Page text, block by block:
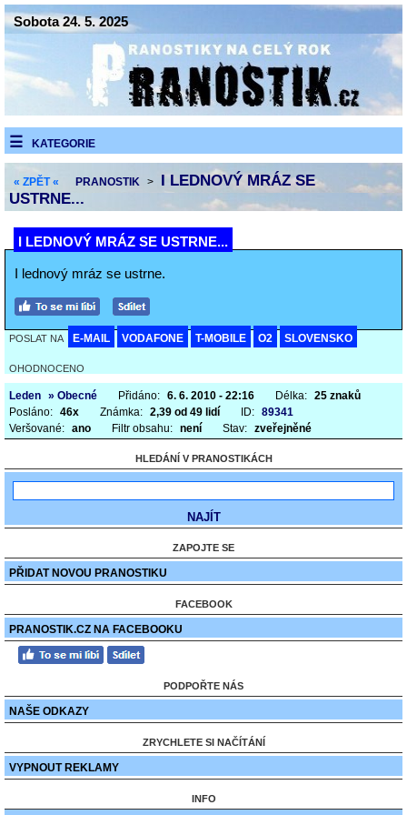
Sobota 24. 5. 2025
KATEGORIE
« ZPĚT « PRANOSTIK >
I LEDNOVÝ MRÁZ SE
USTRNE...
I LEDNOVÝ MRÁZ SE USTRNE...
I lednový mráz se ustrne.
POSLAT NA E-MAIL VODAFONE T-MOBILE O2 SLOVENSKO
OHODNOCENO
Leden » Obecné Přidáno: 6. 6. 2010 - 22:16 Délka: 25 znaků
Posláno: 46x Známka: 2,39 od 49 lidí ID: 89341
Veršované: ano Filtr obsahu: není Stav: zveřejněné
HLEDÁNÍ V PRANOSTIKÁCH
ZAPOJTE SE
PŘIDAT NOVOU PRANOSTIKU
FACEBOOK
PRANOSTIK.CZ NA FACEBOOKU
PODPOŘTE NÁS
NAŠE ODKAZY
ZRYCHLETE SI NAČÍTÁNÍ
VYPNOUT REKLAMY
INFO